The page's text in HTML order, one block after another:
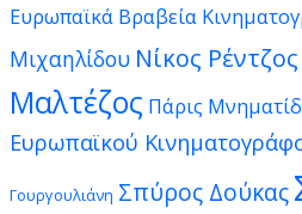
Ευρωπαϊκά Βραβεία
Μιχαηλίδου Νίκος Ρέντζος
Μαλτέζος Πάρις
Ευρωπαϊκού
Γουργουλιάνη Σπύρος Δούκας